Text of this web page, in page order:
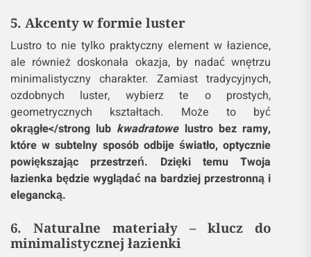
5. Akcenty w formie luster
Lustro to nie tylko praktyczny element w łazience,
ale również doskonała okazja, by nadać wnętrzu
minimalistyczny charakter. Zamiast tradycyjnych,
ozdobnych luster, wybierz te o prostych,
geometrycznych kształtach. Może to być
okrągłe</strong lub kwadratowelustro bez ramy,
które w subtelny sposób odbije światło, optycznie
powiększając przestrzeń. Dzięki temu Twoja
łazienka będzie wyglądać na bardziej przestronną i
elegancką.
6. Naturalne materiały – klucz do
minimalistycznej łazienki